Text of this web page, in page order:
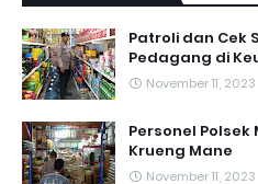
Patroli dan Cek
Pedagang di
November 11, 2023
Personel
Krueng Mane
November 11, 2023